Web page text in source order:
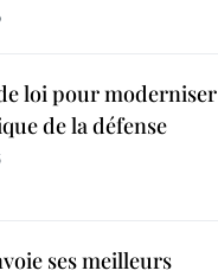
loi pour moderniser
de la défense
ses meilleurs